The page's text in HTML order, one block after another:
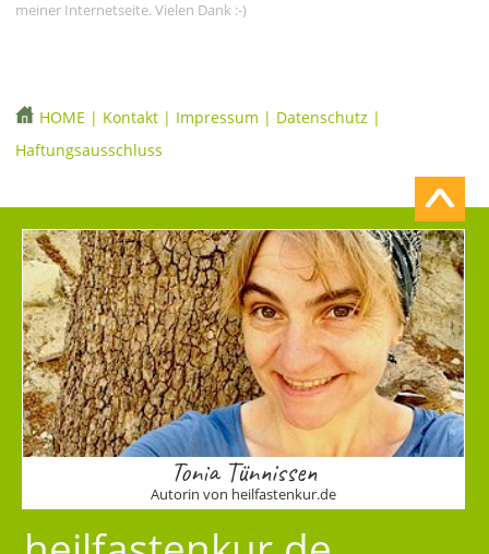
meiner Internetseite. Vielen Dank :-)
HOME | Kontakt | Impressum | Datenschutz |
Haftungsausschluss
Tonia Tünnissen
Autorin von heilfastenkur.de